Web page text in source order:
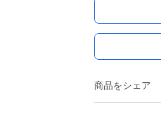
商品をシェア